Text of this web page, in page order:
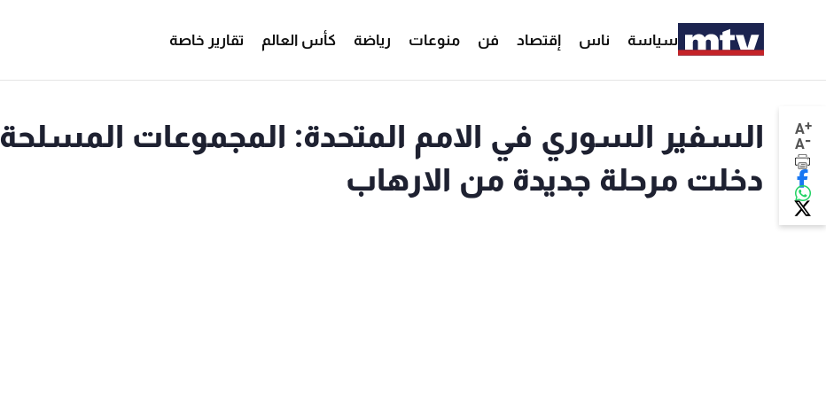
سياسة ناس إقتصاد فن منوعات رياضة كأس العالم تقارير خاصة
A+
A-
السفير السوري في الامم المتحدة: المجموعات المسلحة
دخلت مرحلة جديدة من الارهاب